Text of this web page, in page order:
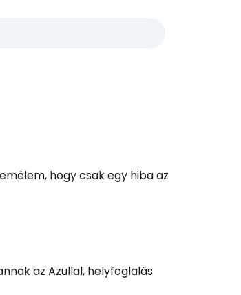
hogy csak egy hiba az
az Azullal, helyfoglalás